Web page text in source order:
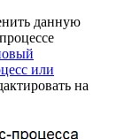
данную
или
на